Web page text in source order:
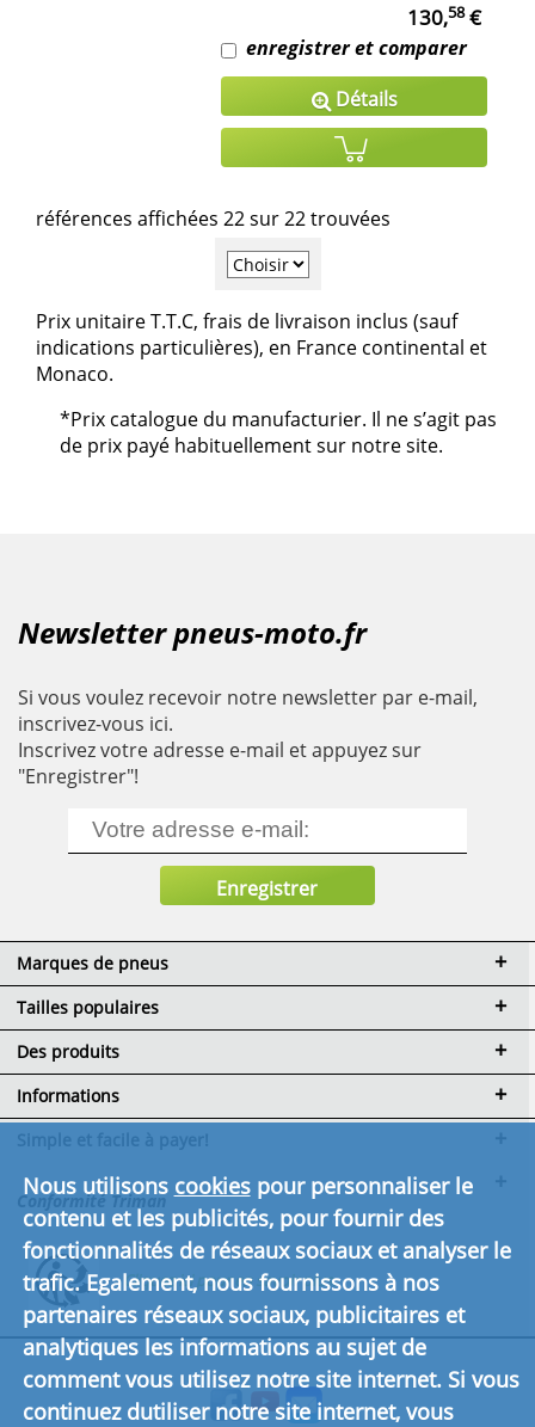
130,58€
enregistrer et comparer
Détails
références affichées 22 sur 22 trouvées
Prix unitaire T.T.C, frais de livraison inclus (sauf
indications particulières), en France continental et
Monaco.
*Prix catalogue du manufacturier. Il ne s’agit pas
de prix payé habituellement sur notre site.
Newsletter pneus-moto.fr
Si vous voulez recevoir notre newsletter par e-mail,
inscrivez-vous ici.
Inscrivez votre adresse e-mail et appuyez sur
"Enregistrer"!
Marques de pneus
Tailles populaires
Des produits
Informations
et de livraison
Inscription partenaire de
Conformité Triman
Cliquez ici pour en savoir plus.
Nous utilisons cookiespour personnaliser le
contenu et les publicités, pour fournir des
fonctionnalités de réseaux sociaux et analyser le
trafic. Egalement, nous fournissons à nos
partenaires réseaux sociaux, publicitaires et
analytiques les informations au sujet de
comment vous utilisez notre site internet. Si vous
continuez dutiliser notre site internet, vous